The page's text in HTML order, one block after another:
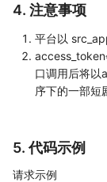
4. 注意事项
平台以
口调用后将
序下的一部短
5. 代码示例
请求示例